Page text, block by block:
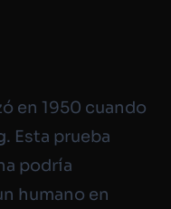
en 1950 cuando
. Esta prueba
podría
humano en